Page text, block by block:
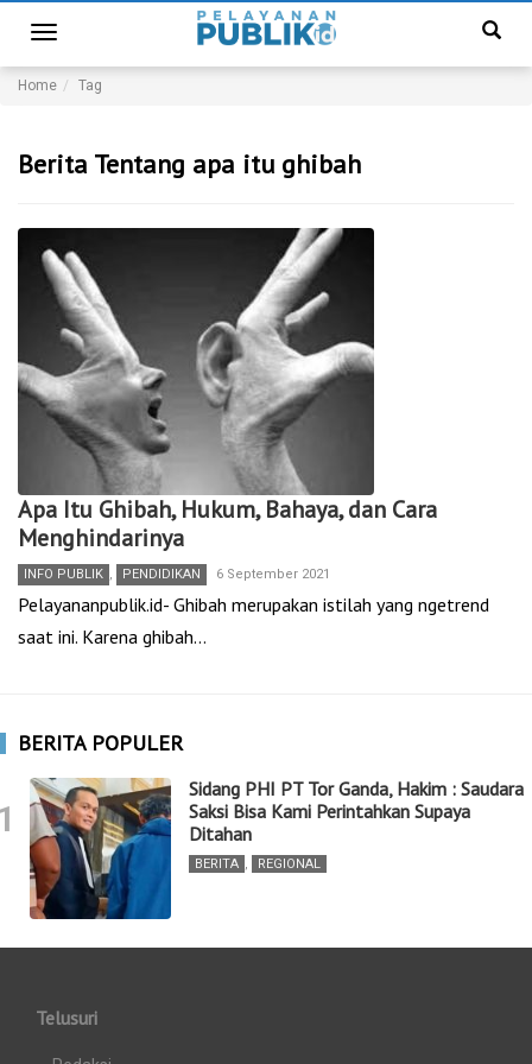
Toggle
navigation
Home Tag
Berita Tentang apa itu ghibah
Apa Itu Ghibah, Hukum, Bahaya, dan Cara
Menghindarinya
INFO PUBLIK , PENDIDIKAN 6 September 2021
Pelayananpublik.id- Ghibah merupakan istilah yang ngetrend
saat ini. Karena ghibah…
BERITA POPULER
Sidang PHI PT Tor Ganda, Hakim : Saudara
Saksi Bisa Kami Perintahkan Supaya
Ditahan
BERITA , REGIONAL
Telusuri